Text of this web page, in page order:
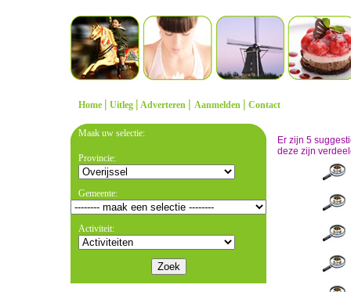
Home | Uitleg | Adverteren | Aanmelden | Contact
Maak uw selectie:
Provincie:
Gemeente:
Activiteit:
Er zijn 5
deze zijn